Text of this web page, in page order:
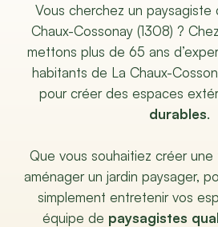
Vous cherchez un
Chaux-Cossonay (1308) ? Chez
mettons plus de 65 ans
habitants de La Chaux-
pour créer des espaces
durables.
Que vous souhaitiez créer une
aménager un jardin paysager,
simplement entretenir vos
équipe de paysagistes